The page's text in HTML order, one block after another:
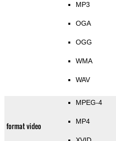
MP3
OGA
OGG
WMA
WAV
format video
MPEG-4
MP4